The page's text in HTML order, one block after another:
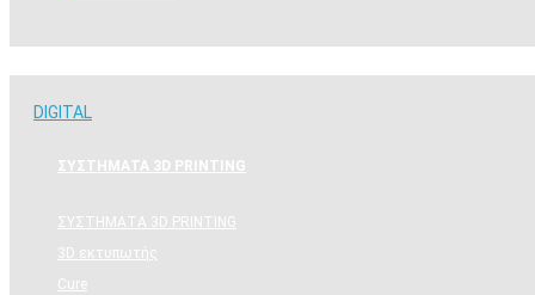
DIGITAL
ΣΥΣΤΗΜΑΤΑ 3D PRINTING
ΣΥΣΤΗΜΑΤΑ 3D PRINTING
3D εκτυπωτής
Cure